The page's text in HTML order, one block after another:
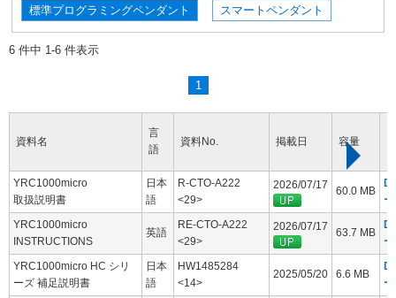
標準プログラミングペンダント スマートペンダント
6 件中 1-6 件表示
1
資料名
言
語
資料No. 掲載日 容量
YRC1000micro
取扱説明書
日本
語
R-CTO-A222
<29>
2026/07/17 60.0 MB
YRC1000micro
INSTRUCTIONS
英語
RE-CTO-A222
<29>
2026/07/17 63.7 MB
YRC1000micro HC シリ
ーズ 補足説明書
日本
語
HW1485284
<14>
2025/05/20 6.6 MB